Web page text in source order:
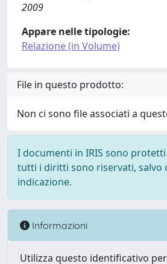
2009
Appare nelle tipologie:
Relazione (in Volume)
File in questo prodotto:
Non ci sono file associati a
I documenti in IRIS sono
tutti i diritti sono riservati, salvo
indicazione.
Informazioni
Utilizza questo identificativo